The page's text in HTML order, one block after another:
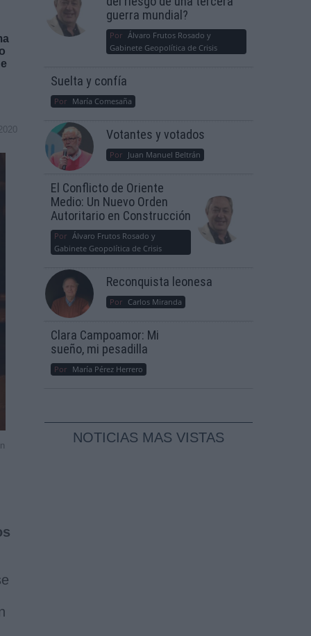
guerra mundial?
Por Álvaro Frutos Rosado y
Gabinete Geopolítica de Crisis
Suelta y confía
Por María Comesaña
Votantes y votados
Por Juan Manuel Beltrán
El Conflicto de Oriente
Medio: Un Nuevo Orden
Autoritario en Construcción
Por Álvaro Frutos Rosado y
Gabinete Geopolítica de Crisis
Reconquista leonesa
Por Carlos Miranda
Clara Campoamor: Mi
sueño, mi pesadilla
Por María Pérez Herrero
NOTICIAS MAS VISTAS